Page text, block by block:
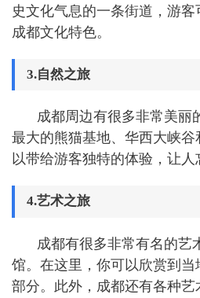
史文化气息的一条街道，游
成都文化特色。
3.自然之旅
成都周边有很多非常美丽
最大的熊猫基地、华西大峡
以带给游客独特的体验，让人
4.艺术之旅
成都有很多非常有名的艺
馆。在这里，你可以欣赏到
部分。此外，成都还有各种